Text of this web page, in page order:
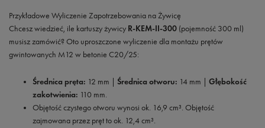
Przykładowe Wyliczenie Zapotrzebowania na Żywicę
Chcesz wiedzieć, ile kartuszy żywicy R-KEM-II-300 (pojemność 300 ml)
musisz zamówić? Oto uproszczone wyliczenie dla montażu prętów
gwintowanych M12 w betonie C20/25:
Średnica pręta: 12 mm | Średnica otworu: 14 mm | Głębokość
zakotwienia: 110 mm.
Objętość czystego otworu wynosi ok. 16,9 cm³. Objętość
zajmowana przez pręt to ok. 12,4 cm³.